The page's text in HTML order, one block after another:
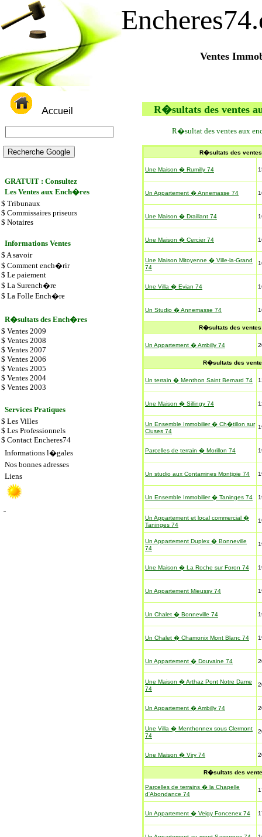
Ventes
Accueil
GRATUIT : Consultez
Les Ventes aux Ench�res
$ Tribunaux
$ Commissaires priseurs
$ Notaires
Informations Ventes
$ A savoir
$ Comment ench�rir
$ Le paiement
$ La Surench�re
$ La Folle Ench�re
R�sultats des Ench�res
$ Ventes 2009
$ Ventes 2008
$ Ventes 2007
$ Ventes 2006
$ Ventes 2005
$ Ventes 2004
$ Ventes 2003
Services Pratiques
$ Les Villes
$ Les Professionnels
$ Contact Encheres74
Informations l�gales
Nos bonnes adresses
Liens
R�sultats des ventes
R�sultat des ventes aux
R�sultats des
Une Maison � Rumilly 74
Un Appartement � Annemasse 74
Une Maison � Draillant 74
Une Maison � Cercier 74
Une Maison Mitoyenne � Ville-la-Grand
74
Une Villa � Evian 74
Un Studio � Annemasse 74
R�sultats des
Un Appartement � Ambilly 74
R�sultats des
Un terrain � Menthon Saint Bernard 74
Une Maison � Sillingy 74
Un Ensemble Immobilier � Ch�tillon sur
Cluses 74
Parcelles de terrain � Morillon 74
Un studio aux Contamines Montjoie 74
Un Ensemble Immobilier � Taninges 74
Un Appartement et local commercial �
Taninges 74
Un Appartement Duplex � Bonneville
74
Une Maison � La Roche sur Foron 74
Un Appartement Mieussy 74
Un Chalet � Bonneville 74
Un Chalet � Chamonix Mont Blanc 74
Un Appartement � Douvaine 74
Une Maison � Arthaz Pont Notre Dame
74
Un Appartement � Ambilly 74
Une Villa � Menthonnex sous Clermont
74
Une Maison � Viry 74
R�sultats des
Parcelles de terrains � la Chapelle
d'Abondance 74
Un Appartement � Veigy Foncenex 74